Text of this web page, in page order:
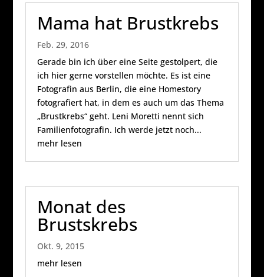
Mama hat Brustkrebs
Feb. 29, 2016
Gerade bin ich über eine Seite gestolpert, die
ich hier gerne vorstellen möchte. Es ist eine
Fotografin aus Berlin, die eine Homestory
fotografiert hat, in dem es auch um das Thema
„Brustkrebs“ geht. Leni Moretti nennt sich
Familienfotografin. Ich werde jetzt noch...
mehr lesen
Monat des
Brustskrebs
Okt. 9, 2015
mehr lesen